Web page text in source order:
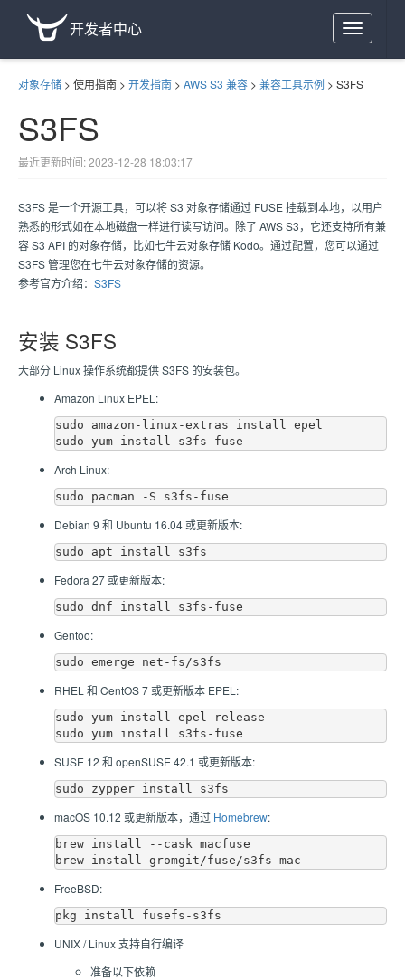
Toggle
navigation
开发者中心
对象存储 > 使用指南 > 开发指南 > AWS S3 兼容 > 兼容工具示例 > S3FS
S3FS
最近更新时间: 2023-12-28 18:03:17
S3FS 是一个开源工具，可以将 S3 对象存储通过 FUSE 挂载到本地，以用户
熟悉的形式如在本地磁盘一样进行读写访问。除了 AWS S3，它还支持所有兼
容 S3 API 的对象存储，比如七牛云对象存储 Kodo。通过配置，您可以通过
S3FS 管理您在七牛云对象存储的资源。
参考官方介绍： S3FS
安装 S3FS
大部分 Linux 操作系统都提供 S3FS 的安装包。
Amazon Linux EPEL:
sudo amazon-linux-extras install epel
Arch Linux:
Debian 9 和 Ubuntu 16.04 或更新版本:
Fedora 27 或更新版本:
Gentoo:
RHEL 和 CentOS 7 或更新版本 EPEL:
sudo yum install epel-release
SUSE 12 和 openSUSE 42.1 或更新版本:
macOS 10.12 或更新版本，通过 Homebrew:
brew install --cask macfuse
FreeBSD:
UNIX / Linux 支持自行编译
准备以下依赖